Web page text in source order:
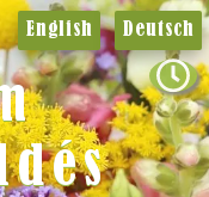
English Deutsch